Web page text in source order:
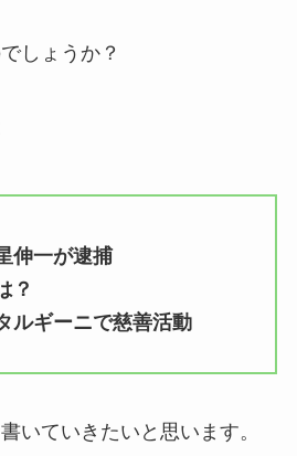
しょうか？
伸一が逮捕
？
ルギーニで慈善活動
いていきたいと思います。